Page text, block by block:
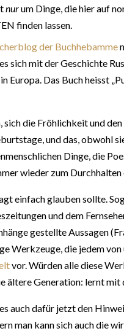
nurum Dinge, die hier auf
finden lassen.
der Buchhebamme
sich mit der Geschichte
Das Buch heisst
die Fröhlichkeit und
und das, obwohl
Dinge, die
wieder zum
einfach glauben sollte.
und dem
gestellte Aussagen
die jedem von
vor. Würden alle diese
Generation: lernt mit
auch dafür jetzt den
man kann sich auch die